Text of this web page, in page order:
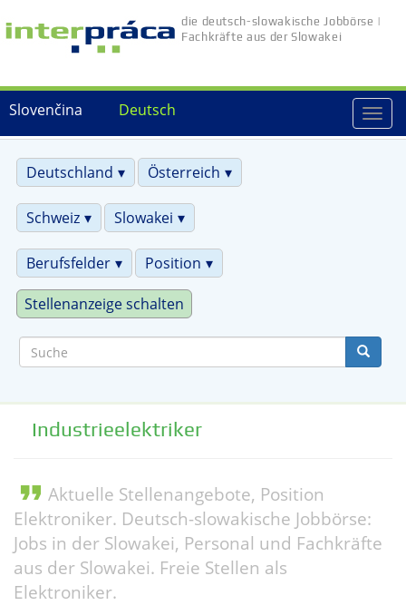
Direkt
zum
Deutsch
Slovenčina
die deutsch-slowakische Jobbörse |
Fachkräfte aus der Slowakei
Deutschland
Österreich
Schweiz Slowakei
Berufsfelder Position
Stellenanzeige schalten
Industrieelektriker
format_quote Aktuelle Stellenangebote, Position
Elektroniker. Deutsch-slowakische Jobbörse:
Jobs in der Slowakei, Personal und Fachkräfte
aus der Slowakei. Freie Stellen als
Elektroniker.